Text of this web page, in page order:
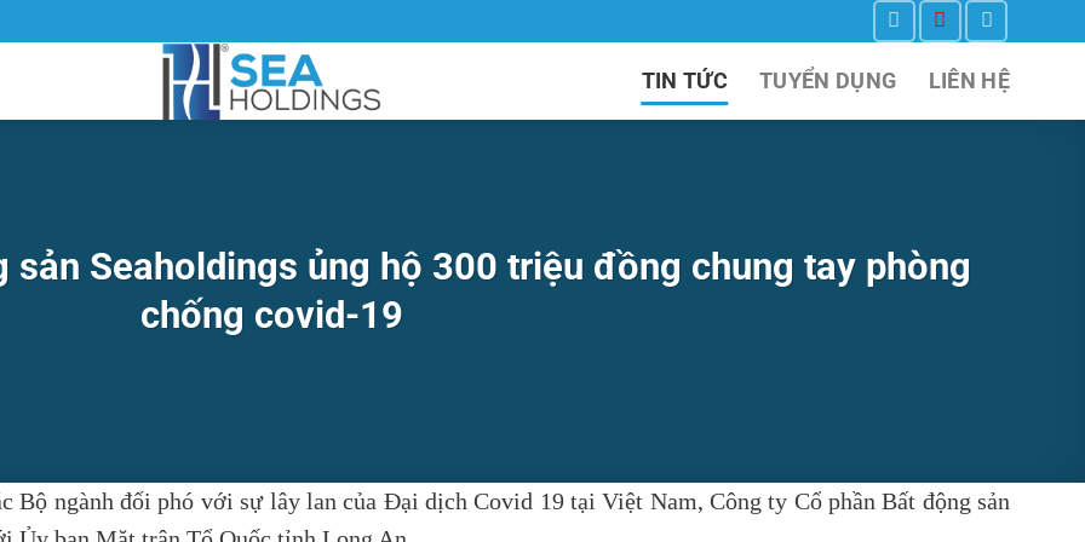
TIN TỨC TUYỂN DỤNG LIÊN HỆ
sản Seaholdings ủng hộ 300 triệu đồng chung tay phòng
chống covid-19
Bộ ngành đối phó với sự lây lan của Đại dịch Covid 19 tại Việt Nam, Công ty Cổ phần Bất động sản